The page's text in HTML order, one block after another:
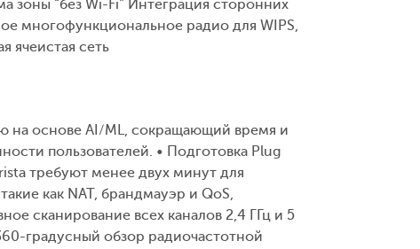
зоны “без Wi-Fi” Интеграция сторонних
многофункциональное радио для WIPS,
ячеистая сеть
на основе AI/ML, сокращающий время и
пользователей. • Подготовка Plug
требуют менее двух минут для
как NAT, брандмауэр и QoS,
сканирование всех каналов 2,4 ГГц и 5
градусный обзор радиочастотной